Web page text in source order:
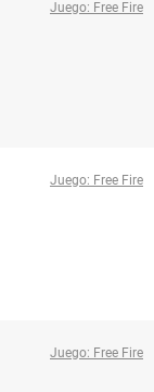
Juego: Free Fire
Juego: Free Fire
Juego: Free Fire